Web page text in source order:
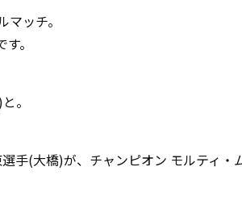
ッチ。
。
。
手(大橋)が、チャンピオン モルティ・